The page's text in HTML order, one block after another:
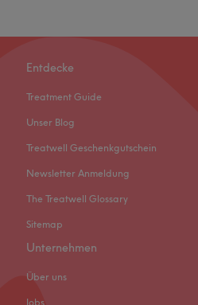
Entdecke
Treatment Guide
Unser Blog
Treatwell Geschenkgutschein
Newsletter Anmeldung
The Treatwell Glossary
Sitemap
Unternehmen
Über uns
Jobs